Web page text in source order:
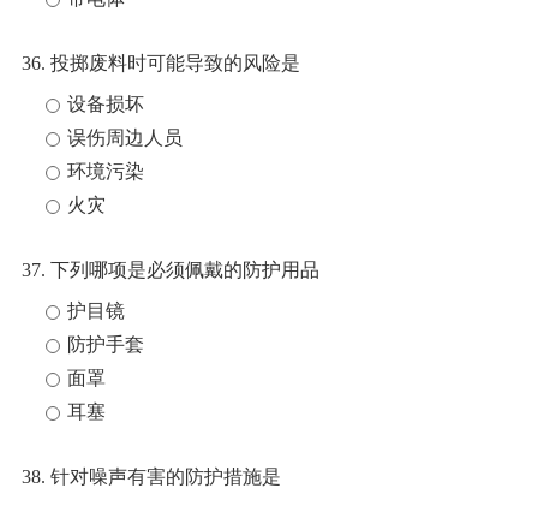
36. 投掷废料时可能导致的风险是
设备损坏
误伤周边人员
环境污染
火灾
37. 下列哪项是必须佩戴的防护用品
护目镜
防护手套
面罩
耳塞
38. 针对噪声有害的防护措施是